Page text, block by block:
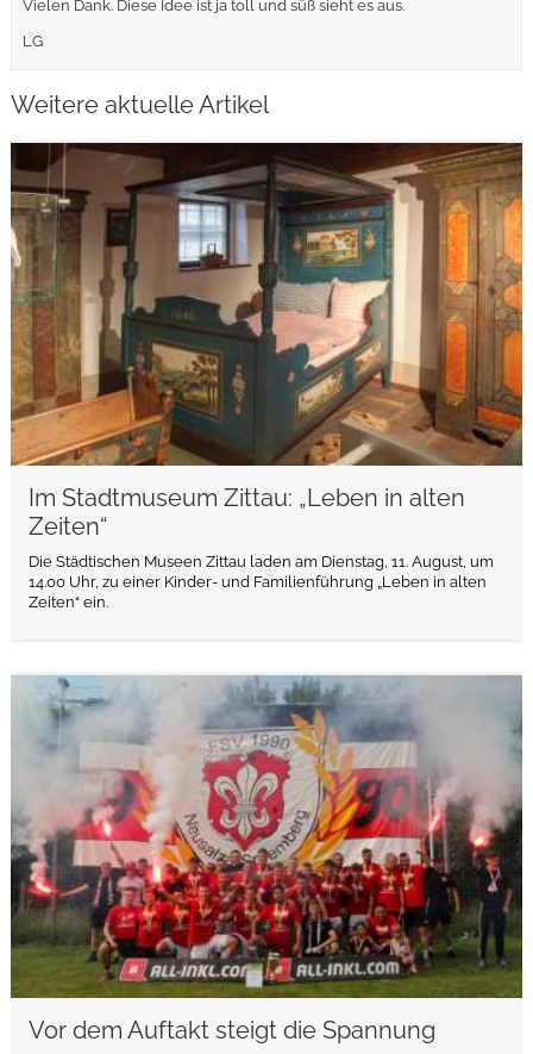
Vielen Dank. Diese Idee ist ja toll und süß sieht es aus.
LG
Weitere aktuelle Artikel
Im Stadtmuseum Zittau: „Leben in alten
Zeiten“
Die Städtischen Museen Zittau laden am Dienstag, 11. August, um
14.00 Uhr, zu einer Kinder- und Familienführung „Leben in alten
Zeiten“ ein.
weiterlesen
Vor dem Auftakt steigt die Spannung
weiterlesen